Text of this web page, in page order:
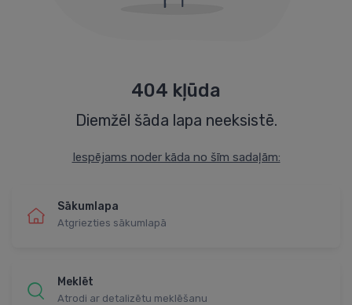
404 kļūda
Diemžēl šāda lapa neeksistē.
Iespējams noder kāda no šīm sadaļām:
Sākumlapa
Atgriezties sākumlapā
Meklēt
Atrodi ar detalizētu meklēšanu